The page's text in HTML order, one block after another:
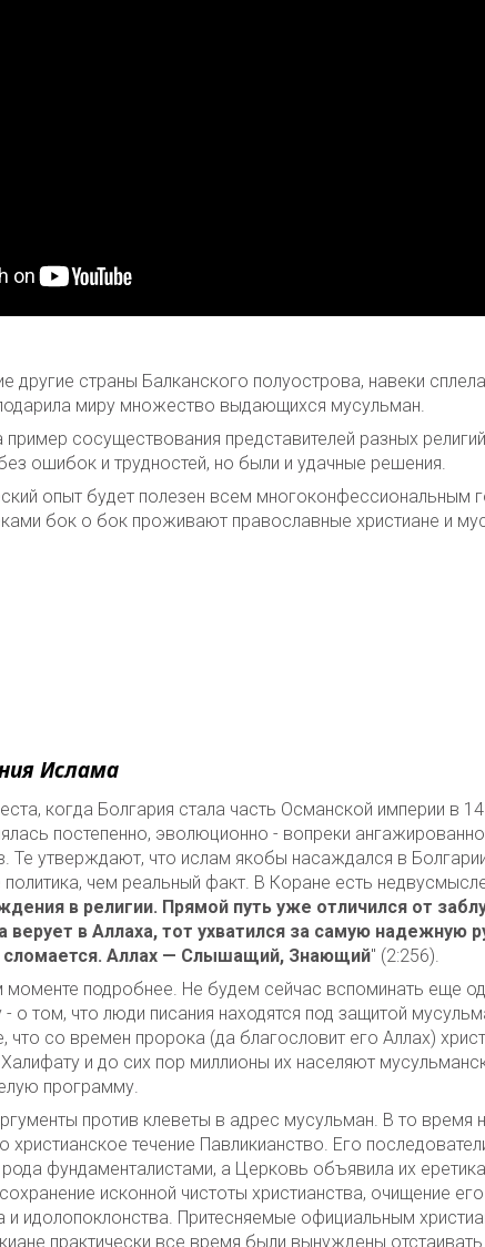
другие страны Балканского полуострова, навеки
миру множество выдающихся мусульман.
пример сосуществования представителей разных
ошибок и трудностей, но были и удачные решения.
опыт будет полезен всем многоконфессиональным
бок о бок проживают православные христиане и
Ислама
когда Болгария стала часть Османской империи в
постепенно, эволюционно - вопреки
Те утверждают, что ислам якобы насаждался в
чем реальный факт. В Коране есть
в религии. Прямой путь уже отличился от
верует в Аллаха, тот ухватился за самую надежную
сломается. Аллах — Слышащий, Знающий" (2:256).
моменте подробнее. Не будем сейчас вспоминать еще
- о том, что люди писания находятся под защитой
что со времен пророка (да благословит его Аллах)
и до сих пор миллионы их населяют
программу.
против клеветы в адрес мусульман. В то время
христианское течение Павликианство. Его
фундаменталистами, а Церковь объявила их
исконной чистоты христианства, очищение
и идолопоклонства. Притесняемые официальным
практически все время были вынуждены